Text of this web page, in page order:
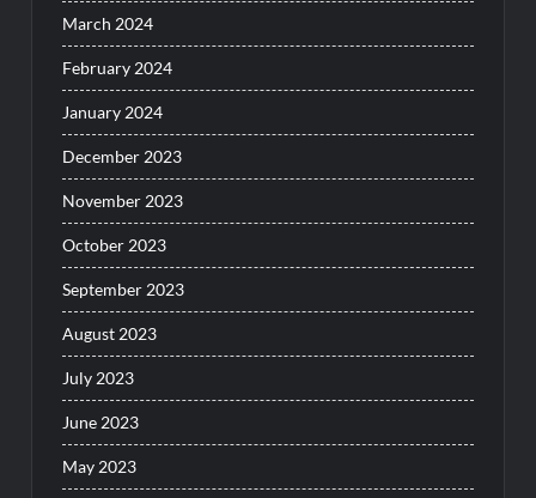
March 2024
February 2024
January 2024
December 2023
November 2023
October 2023
September 2023
August 2023
July 2023
June 2023
May 2023